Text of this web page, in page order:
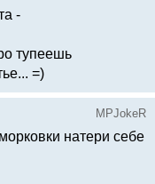
-
тупеешь
=)
MPJokeR
натери себе